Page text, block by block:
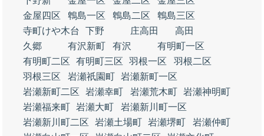
金屋四区
鵯島一区 鵯島二区
鵯島三区
寺町けや木台
下野 庄高田
高田
久郷
有沢新町 有沢
有明町一区
有明町二区
有明町三区 羽根一区
羽根二区
羽根三区
岩瀬祇園町 岩瀬新町一区
岩瀬新町二区
岩瀬幸町 岩瀬荒木町 岩瀬神明町
岩瀬福来町 岩瀬大町
岩瀬新川町一区
岩瀬新川町二区
岩瀬土場町 岩瀬堺町
岩瀬仲町